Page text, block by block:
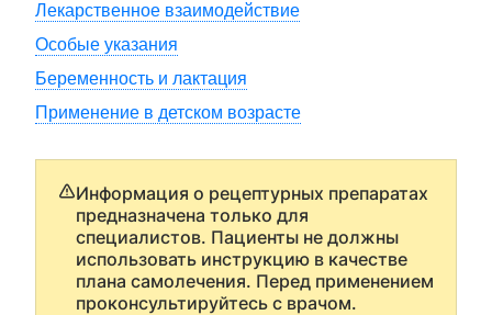
Лекарственное взаимодействие
Особые указания
Беременность и лактация
Применение в детском возрасте
Информация о рецептурных препаратах
предназначена только для
специалистов. Пациенты не должны
использовать инструкцию в качестве
плана самолечения. Перед применением
проконсультируйтесь с врачом.